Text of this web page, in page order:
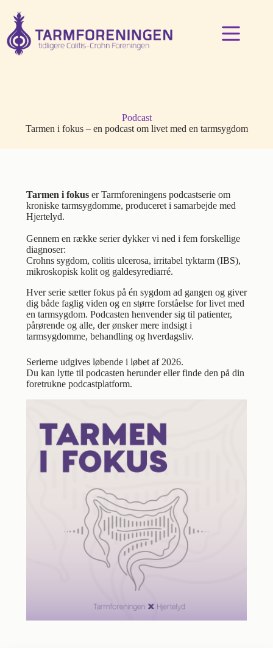
indhold
Podcast
Tarmen i fokus – en podcast om livet med en tarmsygdom
Tarmen i fokuser Tarmforeningens podcastserie om
kroniske tarmsygdomme, produceret i samarbejde med
Hjertelyd.
Gennem en række serier dykker vi ned i fem forskellige
diagnoser:
Crohns sygdom, colitis ulcerosa, irritabel tyktarm (IBS),
mikroskopisk kolit og galdesyrediarré.
Hver serie sætter fokus på én sygdom ad gangen og giver
dig både faglig viden og en større forståelse for livet med
en tarmsygdom. Podcasten henvender sig til patienter,
pårørende og alle, der ønsker mere indsigt i
tarmsygdomme, behandling og hverdagsliv.
Serierne udgives løbende i løbet af 2026.
Du kan lytte til podcasten herunder eller finde den på din
foretrukne podcastplatform.